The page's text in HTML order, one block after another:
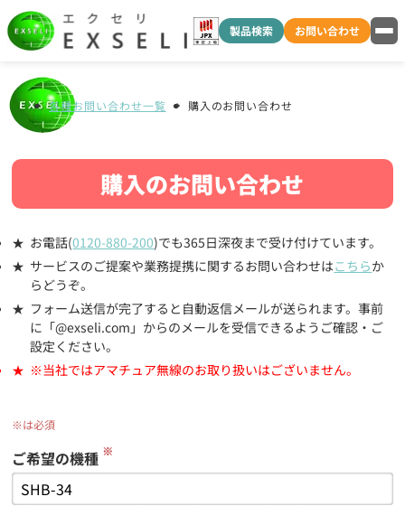
製品検索 お問い合わせ
各種お問い合わせ一覧 購入のお問い合わせ
購入のお問い合わせ
お電話(0120-880-200)でも365日深夜まで受け付けています。
サービスのご提案や業務提携に関するお問い合わせはこちらか
らどうぞ。
フォーム送信が完了すると自動返信メールが送られます。事前
に「@exseli.com」からのメールを受信できるようご確認・ご
設定ください。
※当社ではアマチュア無線のお取り扱いはございません。
※は必須
ご希望の機種 ※